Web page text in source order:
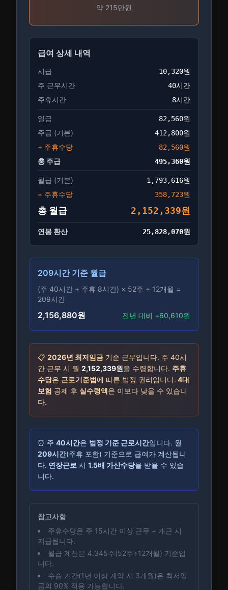
약 215만원
급여 상세 내역
시급 10,320원
주 근무시간 40시간
주휴시간 8시간
일급 82,560원
주급 (기본) 412,800원
+ 주휴수당 82,560원
총 주급 495,360원
월급 (기본) 1,793,616원
+ 주휴수당 358,723원
총 월급 2,152,339원
연봉 환산 25,828,070원
209시간 기준 월급
(주 40시간 + 주휴 8시간) × 52주 ÷ 12개월 =
209시간
2,156,880원 전년 대비 +60,610원
📋 2026년 최저임금 기준 근무입니다. 주 40시
간 근무 시 월 2,152,339원을 수령합니다. 주휴
수당은 근로기준법에 따른 법정 권리입니다. 4대
보험 공제 후 실수령액은 이보다 낮을 수 있습니
다.
⏰ 주 40시간은 법정 기준 근로시간입니다. 월
209시간(주휴 포함) 기준으로 급여가 계산됩니
다. 연장근로 시 1.5배 가산수당을 받을 수 있습
니다.
참고사항
주휴수당은 주 15시간 이상 근무 + 개근 시
지급됩니다.
월급 계산은 4.345주(52주÷12개월) 기준입
니다.
수습 기간(1년 이상 계약 시 3개월)은 최저임
금의 90% 적용 가능합니다.